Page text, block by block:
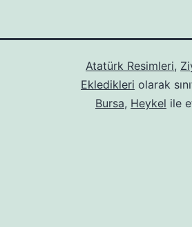
Atatürk Resimleri,
Ekledikleri olarak
Bursa, Heykel ile